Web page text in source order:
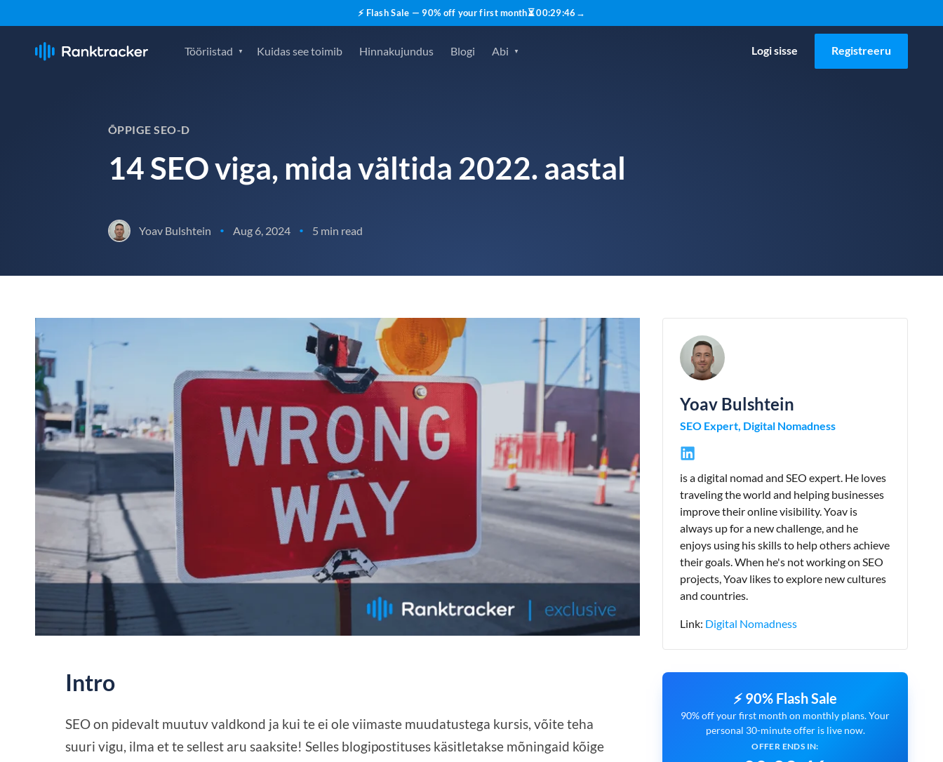
⚡ Flash Sale — 90% off your first month⏳00:29:45 →
Tööriistad Kuidas see toimib Hinnakujundus Blogi Abi Logi sisse Registreeru
ÕPPIGE SEO-D
14 SEO viga, mida vältida 2022. aastal
Yoav Bulshtein • Aug 6, 2024 • 5 min read
Intro
SEO on pidevalt muutuv valdkond ja kui te ei ole viimaste muudatustega kursis, võite teha
suuri vigu, ilma et te sellest aru saaksite! Selles blogipostituses käsitletakse mõningaid kõige
Yoav Bulshtein
SEO Expert, Digital Nomadness
is a digital nomad and SEO expert. He loves
traveling the world and helping businesses
improve their online visibility. Yoav is
always up for a new challenge, and he
enjoys using his skills to help others achieve
their goals. When he's not working on SEO
projects, Yoav likes to explore new cultures
and countries.
Link: Digital Nomadness
⚡ 90% Flash Sale
90% off your first month on monthly plans. Your
personal 30-minute offer is live now.
OFFER ENDS IN: